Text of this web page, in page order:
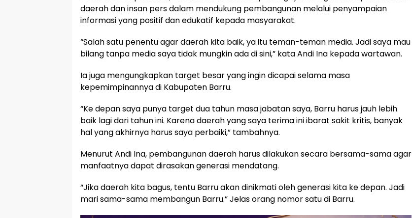
daerah dan insan pers dalam mendukung pembangunan melalui penyampaian
informasi yang positif dan edukatif kepada masyarakat.
“Salah satu penentu agar daerah kita baik, ya itu teman-teman media. Jadi saya mau
bilang tanpa media saya tidak mungkin ada di sini,” kata Andi Ina kepada wartawan.
Ia juga mengungkapkan target besar yang ingin dicapai selama masa
kepemimpinannya di Kabupaten Barru.
“Ke depan saya punya target dua tahun masa jabatan saya, Barru harus jauh lebih
baik lagi dari tahun ini. Karena daerah yang saya terima ini ibarat sakit kritis, banyak
hal yang akhirnya harus saya perbaiki,” tambahnya.
Menurut Andi Ina, pembangunan daerah harus dilakukan secara bersama-sama agar
manfaatnya dapat dirasakan generasi mendatang.
“Jika daerah kita bagus, tentu Barru akan dinikmati oleh generasi kita ke depan. Jadi
mari sama-sama membangun Barru.” Jelas orang nomor satu di Barru.